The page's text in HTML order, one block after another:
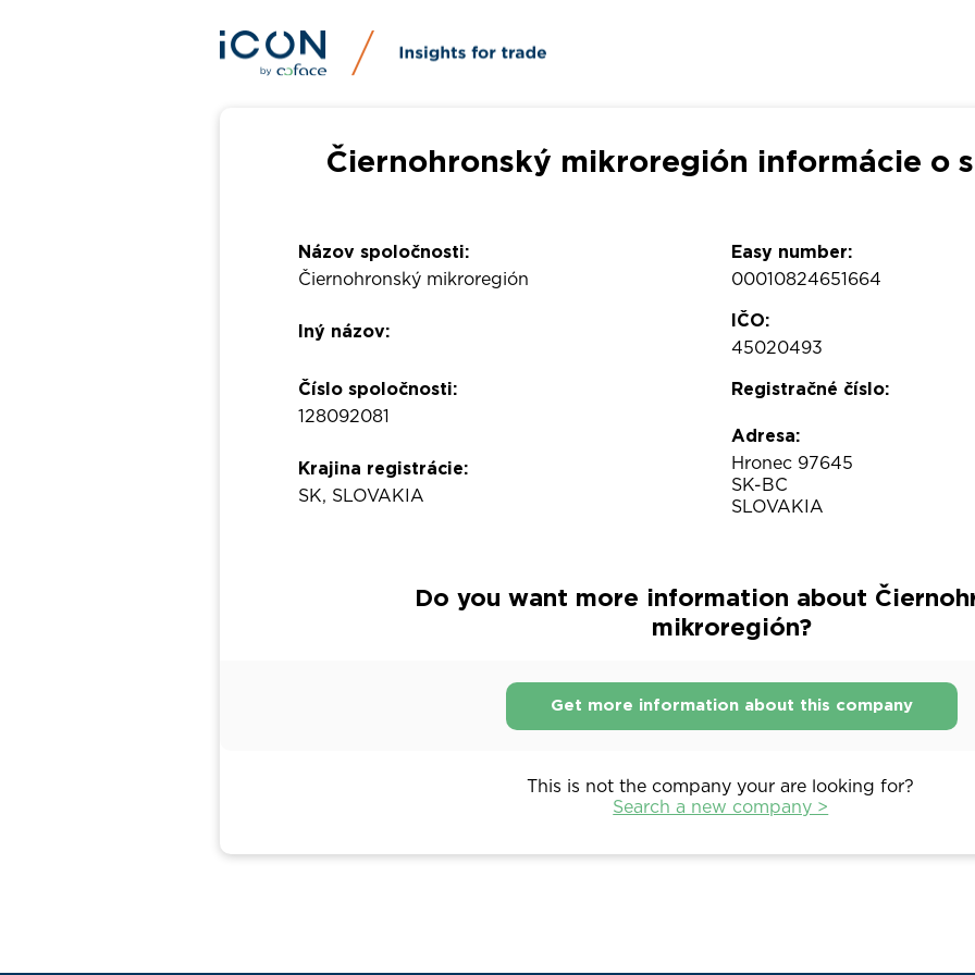
Čiernohronský mikroregión informácie o
Názov spoločnosti:
Čiernohronský mikroregión
Iný názov:
Číslo spoločnosti:
128092081
Krajina registrácie:
SK, SLOVAKIA
Easy number:
00010824651664
IČO:
45020493
Registračné číslo:
Adresa:
Hronec 97645
SK-BC
SLOVAKIA
Do you want more information about
mikroregión?
Get more information about this company
This is not the company your are looking for?
Search a new company >